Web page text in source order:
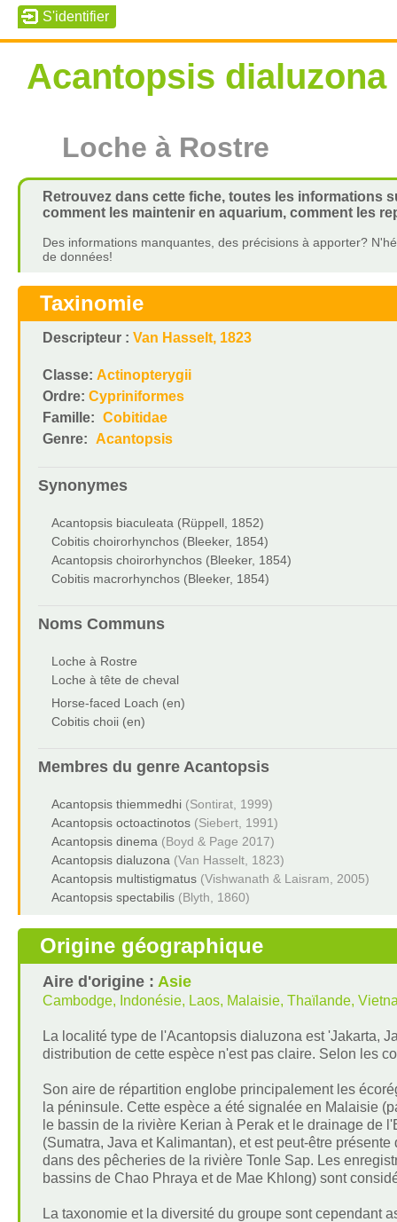
Acantopsis dialuzona
Loche à Rostre
Retrouvez dans cette fiche, toutes les informations
comment les maintenir en aquarium, comment les
Des informations manquantes, des précisions à apporter?
de données!
Taxinomie
Descripteur : Van Hasselt, 1823
Classe: Actinopterygii
Ordre: Cypriniformes
Famille: Cobitidae
Genre: Acantopsis
Synonymes
Acantopsis biaculeata (Rüppell, 1852)
Cobitis choirorhynchos (Bleeker, 1854)
Acantopsis choirorhynchos (Bleeker, 1854)
Cobitis macrorhynchos (Bleeker, 1854)
Noms Communs
Loche à Rostre
Loche à tête de cheval
Horse-faced Loach (en)
Cobitis choii (en)
Membres du genre Acantopsis
Acantopsis thiemmedhi (Sontirat, 1999)
Acantopsis octoactinotos (Siebert, 1991)
Acantopsis dinema (Boyd & Page 2017)
Acantopsis dialuzona (Van Hasselt, 1823)
Acantopsis multistigmatus (Vishwanath & Laisram, 2005)
Acantopsis spectabilis (Blyth, 1860)
Origine géographique
Aire d'origine : Asie
Cambodge, Indonésie, Laos, Malaisie, Thaïlande,
La localité type de l'Acantopsis dialuzona est 'Jakarta,
distribution de cette espèce n'est pas claire. Selon les
Son aire de répartition englobe principalement les
la péninsule. Cette espèce a été signalée en Malaisie
le bassin de la rivière Kerian à Perak et le drainage de
(Sumatra, Java et Kalimantan), et est peut-être
dans des pêcheries de la rivière Tonle Sap. Les
bassins de Chao Phraya et de Mae Khlong) sont
La taxonomie et la diversité du groupe sont cependant